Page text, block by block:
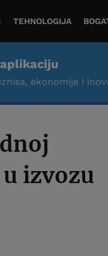
TEHNOLOGIJA
ekonomije i
izvozu